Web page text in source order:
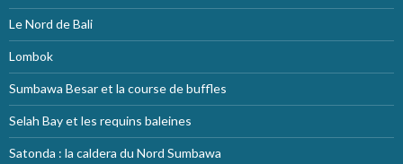
Le Nord de Bali
Lombok
Sumbawa Besar et la course de buffles
Selah Bay et les requins baleines
Satonda : la caldera du Nord Sumbawa